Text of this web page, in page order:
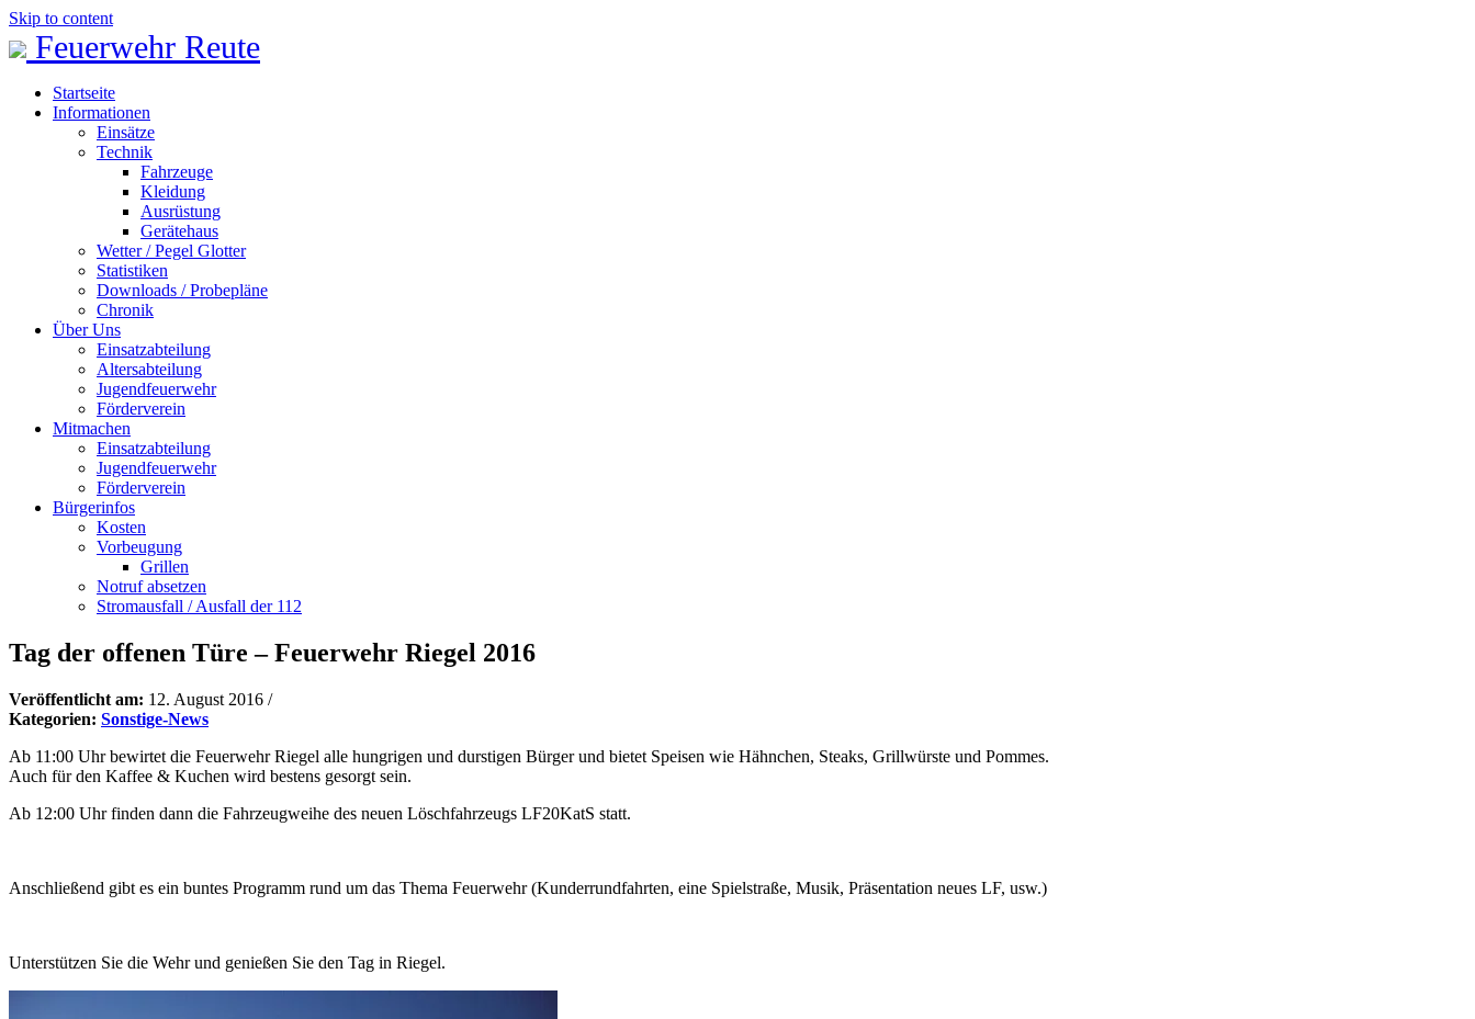
Skip to content
Feuerwehr Reute
Startseite
Informationen
Einsätze
Technik
Fahrzeuge
Kleidung
Ausrüstung
Gerätehaus
Wetter / Pegel Glotter
Statistiken
Downloads / Probepläne
Chronik
Über Uns
Einsatzabteilung
Altersabteilung
Jugendfeuerwehr
Förderverein
Mitmachen
Einsatzabteilung
Jugendfeuerwehr
Förderverein
Bürgerinfos
Kosten
Vorbeugung
Grillen
Notruf absetzen
Stromausfall / Ausfall der 112
Tag der offenen Türe – Feuerwehr Riegel 2016
Veröffentlicht am: 12. August 2016 /
Kategorien: Sonstige-News
Ab 11:00 Uhr bewirtet die Feuerwehr Riegel alle hungrigen und durstigen Bürger und bietet Speisen wie Hähnchen, Steaks, Grillwürste und Pommes.
Auch für den Kaffee & Kuchen wird bestens gesorgt sein.
Ab 12:00 Uhr finden dann die Fahrzeugweihe des neuen Löschfahrzeugs LF20KatS statt.
Anschließend gibt es ein buntes Programm rund um das Thema Feuerwehr (Kunderrundfahrten, eine Spielstraße, Musik, Präsentation neues LF, usw.)
Unterstützen Sie die Wehr und genießen Sie den Tag in Riegel.